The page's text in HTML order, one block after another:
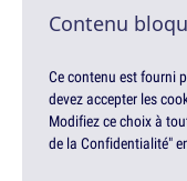
Contenu
Ce contenu est fourni
devez accepter les
Modifiez ce choix à
de la Confidentialité"